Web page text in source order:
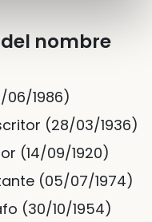
nombre
06/1986)
(28/03/1936)
(14/09/1920)
(05/07/1974)
(30/10/1954)